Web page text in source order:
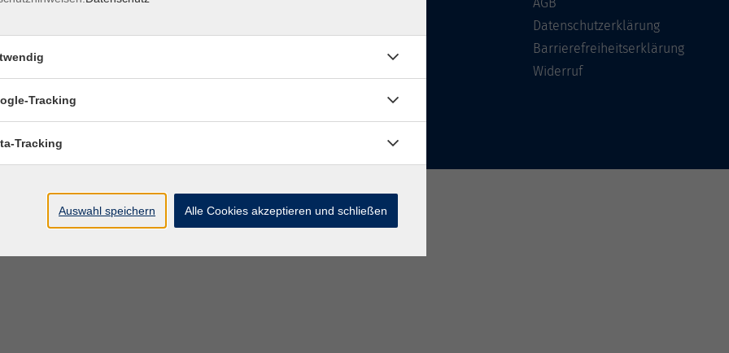
Datenschutzerklärung
Barrierefreiheitserklärung
Widerruf
Tracking
Tracking
Auswahl speichern Alle Cookies akzeptieren und schließen